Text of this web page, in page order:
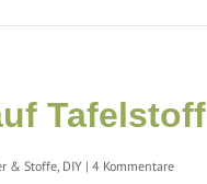
Tafelstoff
& Stoffe, DIY | 4 Kommentare